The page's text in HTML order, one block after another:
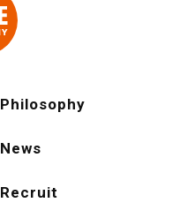
Philosophy
News
Recruit